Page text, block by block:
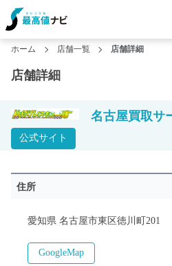
ホーム 店舗一覧 店舗詳細
店舗詳細
公式サイト
名古屋買取サ
住所
愛知県 名古屋市東区徳川町201
GoogleMap